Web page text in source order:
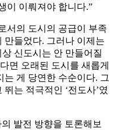
이 이뤄져야 합니다.”
서의 도시의 공급이 부족
만들었다. 그러나 이제는
신도시는 안 만들어질
면 오래된 도시를 새롭게
는 게 당연한 수순이다. 그
는 적극적인 ‘전도사’였
발전 방향을 토론해보